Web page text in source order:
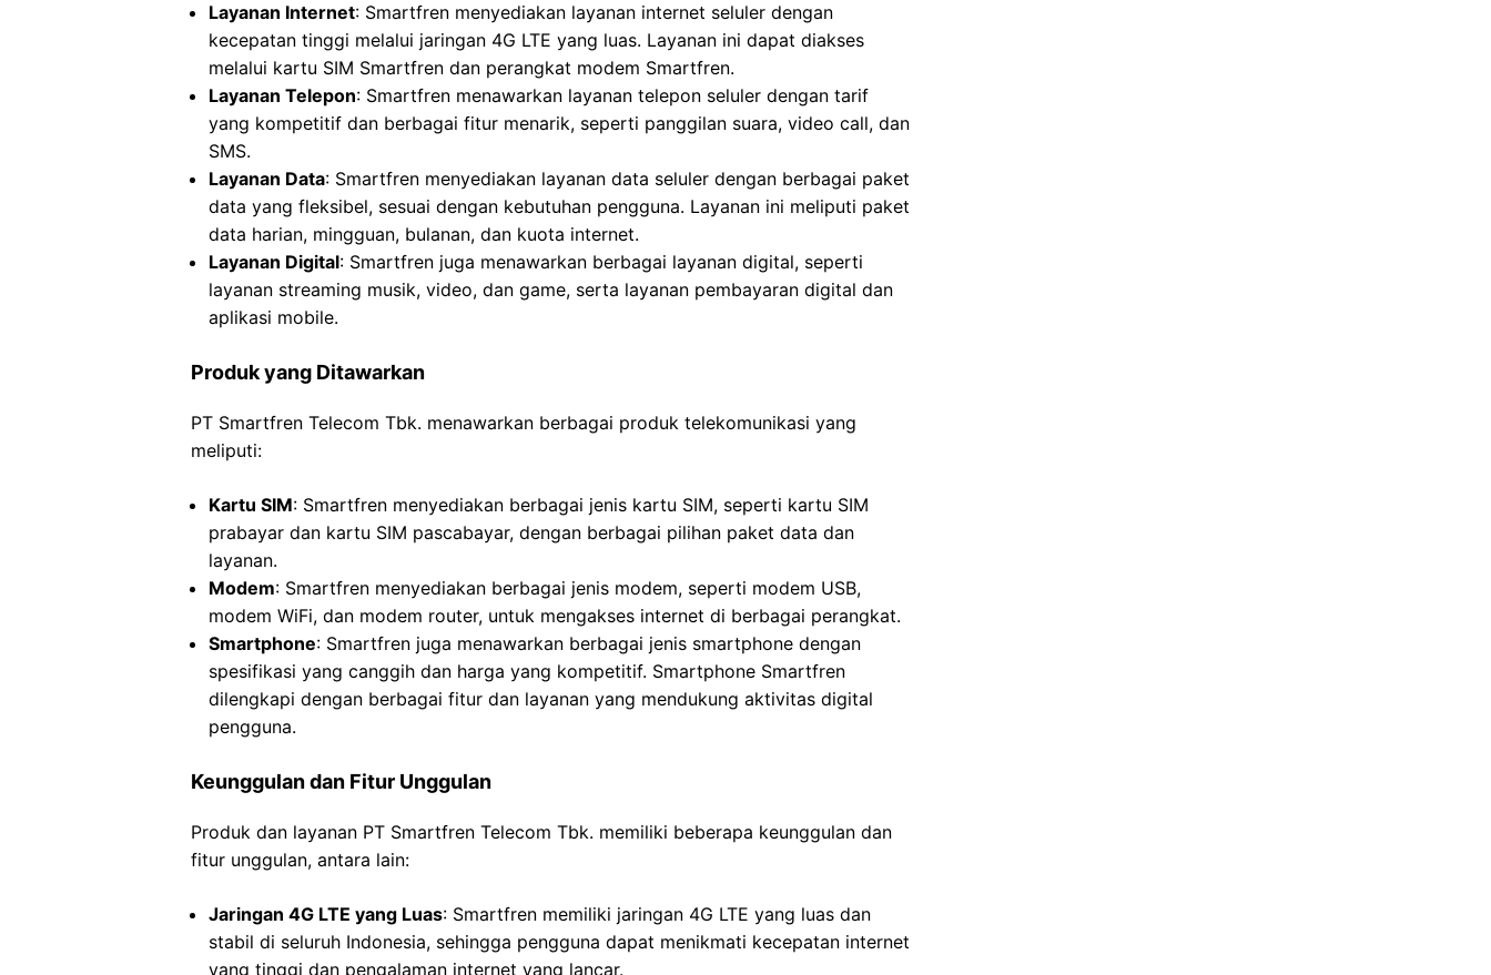
Layanan Internet: Smartfren menyediakan layanan internet seluler dengan
kecepatan tinggi melalui jaringan 4G LTE yang luas. Layanan ini dapat diakses
melalui kartu SIM Smartfren dan perangkat modem Smartfren.
Layanan Telepon: Smartfren menawarkan layanan telepon seluler dengan tarif
yang kompetitif dan berbagai fitur menarik, seperti panggilan suara, video call, dan
SMS.
Layanan Data: Smartfren menyediakan layanan data seluler dengan berbagai paket
data yang fleksibel, sesuai dengan kebutuhan pengguna. Layanan ini meliputi paket
data harian, mingguan, bulanan, dan kuota internet.
Layanan Digital: Smartfren juga menawarkan berbagai layanan digital, seperti
layanan streaming musik, video, dan game, serta layanan pembayaran digital dan
aplikasi mobile.
Produk yang Ditawarkan
PT Smartfren Telecom Tbk. menawarkan berbagai produk telekomunikasi yang
meliputi:
Kartu SIM: Smartfren menyediakan berbagai jenis kartu SIM, seperti kartu SIM
prabayar dan kartu SIM pascabayar, dengan berbagai pilihan paket data dan
layanan.
Modem: Smartfren menyediakan berbagai jenis modem, seperti modem USB,
modem WiFi, dan modem router, untuk mengakses internet di berbagai perangkat.
Smartphone: Smartfren juga menawarkan berbagai jenis smartphone dengan
spesifikasi yang canggih dan harga yang kompetitif. Smartphone Smartfren
dilengkapi dengan berbagai fitur dan layanan yang mendukung aktivitas digital
pengguna.
Keunggulan dan Fitur Unggulan
Produk dan layanan PT Smartfren Telecom Tbk. memiliki beberapa keunggulan dan
fitur unggulan, antara lain:
Jaringan 4G LTE yang Luas: Smartfren memiliki jaringan 4G LTE yang luas dan
stabil di seluruh Indonesia, sehingga pengguna dapat menikmati kecepatan internet
yang tinggi dan pengalaman internet yang lancar.